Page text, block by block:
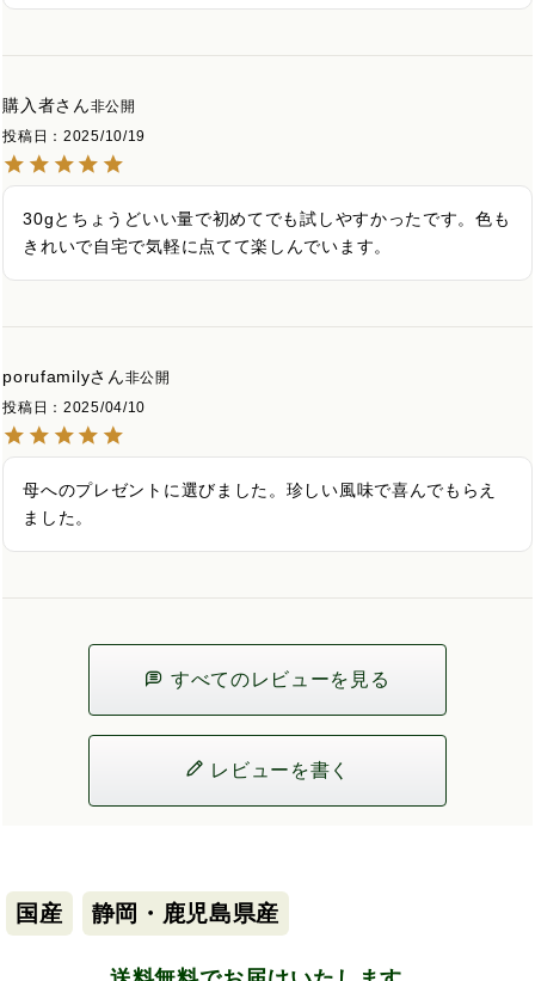
購入者
非公開
投稿日
2025/10/19
30gとちょうどいい量で初めてでも試しやすかったです。色も
きれいで自宅で気軽に点てて楽しんでいます。
porufamily
非公開
投稿日
2025/04/10
母へのプレゼントに選びました。珍しい風味で喜んでもらえ
ました。
すべてのレビューを見る
レビューを書く
国産 静岡・鹿児島県産